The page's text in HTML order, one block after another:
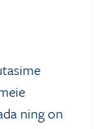
ning on